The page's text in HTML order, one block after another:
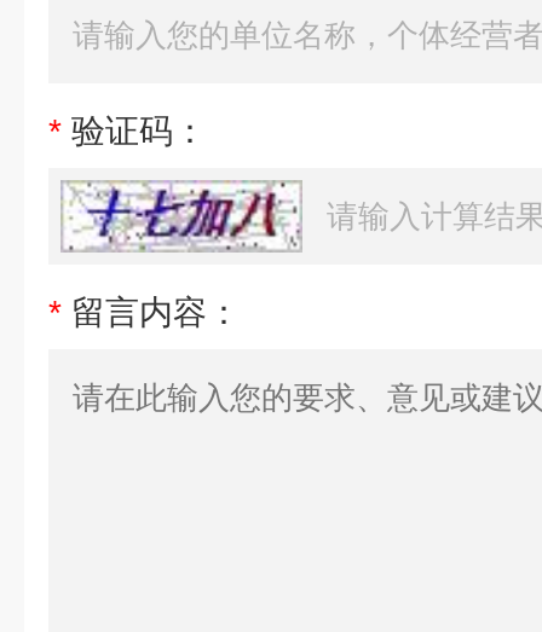
* 验证码：
* 留言内容：